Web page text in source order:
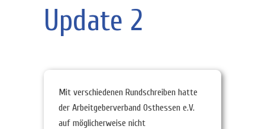
Update 2
Mit verschiedenen Rundschreiben hatte
der Arbeitgeberverband Osthessen e.V.
auf möglicherweise nicht